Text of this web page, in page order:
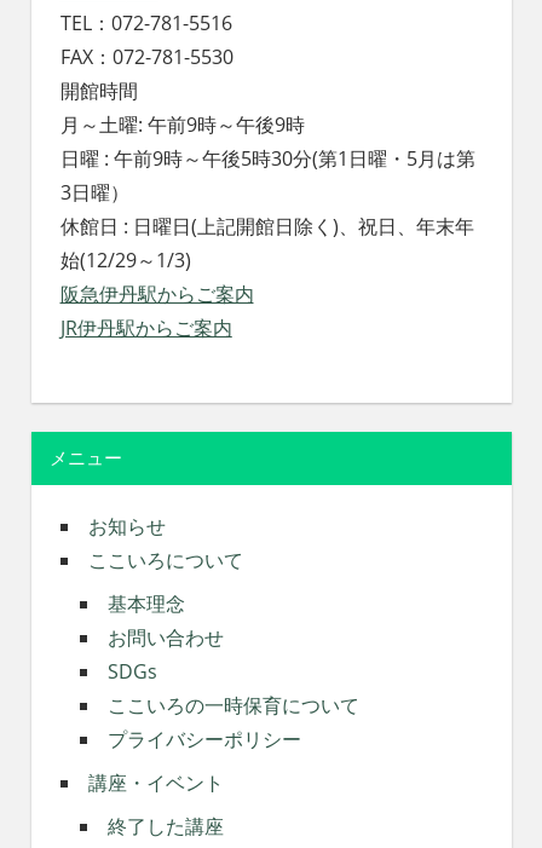
TEL：072-781-5516
FAX：072-781-5530
開館時間
月～土曜: 午前9時～午後9時
日曜 : 午前9時～午後5時30分(第1日曜・5月は第
3日曜）
休館日 : 日曜日(上記開館日除く)、祝日、年末年
始(12/29～1/3)
阪急伊丹駅からご案内
JR伊丹駅からご案内
メニュー
お知らせ
ここいろについて
基本理念
お問い合わせ
SDGs
ここいろの一時保育について
プライバシーポリシー
講座・イベント
終了した講座